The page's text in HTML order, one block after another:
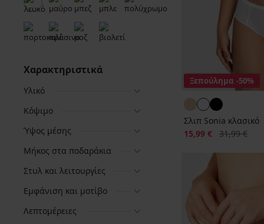
Χαρακτηριστικά
Υλικό
Κόψιμο
Ύψος μέσης
Μήκος στα ποδαράκια
Στυλ και λειτουργίες
Εμφάνιση και μοτίβο
Λεπτομέρειες
Ξεπούλημα -50%
Σλιπ Sonia κλασικό
Έκπτωση
15,99 € Αρχική τιμή
31,99 €